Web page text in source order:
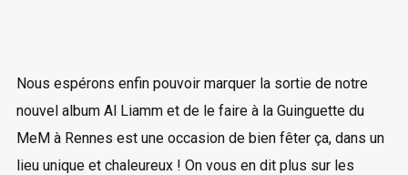
Nous espérons enfin pouvoir marquer la sortie de notre
nouvel album Al Liamm et de le faire à la Guinguette du
MeM à Rennes est une occasion de bien fêter ça, dans un
lieu unique et chaleureux ! On vous en dit plus sur les